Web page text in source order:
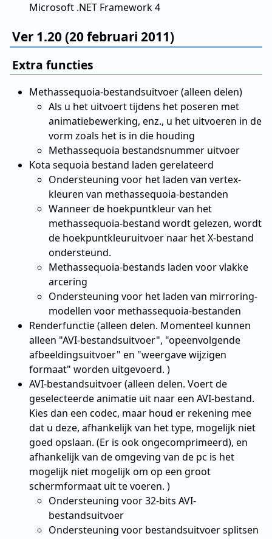
Microsoft .NET Framework 4
Ver 1.20 (20 februari 2011)
Extra functies
Methassequoia-bestandsuitvoer (alleen delen)
Als u het uitvoert tijdens het poseren met
animatiebewerking, enz., u het uitvoeren in de
vorm zoals het is in die houding
Methassequoia bestandsnummer uitvoer
Kota sequoia bestand laden gerelateerd
Ondersteuning voor het laden van vertex-
kleuren van methassequoia-bestanden
Wanneer de hoekpuntkleur van het
methassequoia-bestand wordt gelezen, wordt
de hoekpuntkleuruitvoer naar het X-bestand
ondersteund.
Methassequoia-bestands laden voor vlakke
arcering
Ondersteuning voor het laden van mirroring-
modellen voor methassequoia-bestanden
Renderfunctie (alleen delen. Momenteel kunnen
alleen "AVI-bestandsuitvoer", "opeenvolgende
afbeeldingsuitvoer" en "weergave wijzigen
formaat" worden uitgevoerd. )
AVI-bestandsuitvoer (alleen delen. Voert de
geselecteerde animatie uit naar een AVI-bestand.
Kies dan een codec, maar houd er rekening mee
dat u deze, afhankelijk van het type, mogelijk niet
goed opslaan. (Er is ook ongecomprimeerd), en
afhankelijk van de omgeving van de pc is het
mogelijk niet mogelijk om op een groot
schermformaat uit te voeren. )
Ondersteuning voor 32-bits AVI-
bestandsuitvoer
Ondersteuning voor bestandsuitvoer splitsen